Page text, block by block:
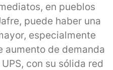
en pueblos
puede haber una
especialmente
aumento de demanda
con su sólida red